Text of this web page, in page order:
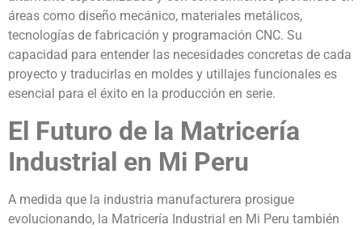
áreas como diseño mecánico, materiales metálicos,
tecnologías de fabricación y programación CNC. Su
capacidad para entender las necesidades concretas de cada
proyecto y traducirlas en moldes y utillajes funcionales es
esencial para el éxito en la producción en serie.
El Futuro de la Matricería
Industrial en Mi Peru
A medida que la industria manufacturera prosigue
evolucionando, la Matricería Industrial en Mi Peru también